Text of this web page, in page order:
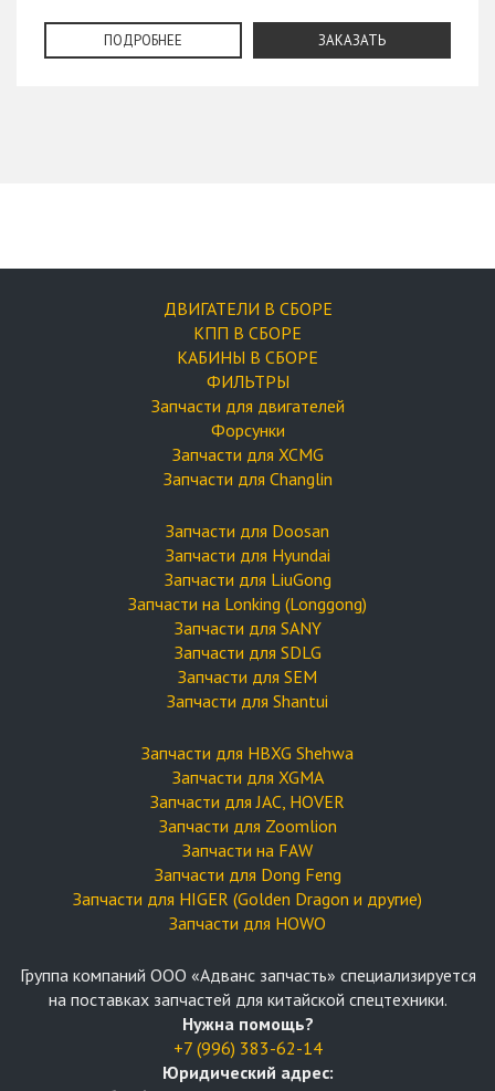
ПОДРОБНЕЕ ЗАКАЗАТЬ
ДВИГАТЕЛИ В СБОРЕ
КПП В СБОРЕ
КАБИНЫ В СБОРЕ
ФИЛЬТРЫ
Запчасти для двигателей
Форсунки
Запчасти для XCMG
Запчасти для Changlin
Запчасти для Doosan
Запчасти для Hyundai
Запчасти для LiuGong
Запчасти на Lonking (Longgong)
Запчасти для SANY
Запчасти для SDLG
Запчасти для SEM
Запчасти для Shantui
Запчасти для HBXG Shehwa
Запчасти для XGMA
Запчасти для JAC, HOVER
Запчасти для Zoomlion
Запчасти на FAW
Запчасти для Dong Feng
Запчасти для HIGER (Golden Dragon и другие)
Запчасти для HOWO
Группа компаний OOO «Адванс запчасть» специализируется
на поставках запчастей для китайской спецтехники.
Нужна помощь?
+7 (996) 383-62-14
Юридический адрес: